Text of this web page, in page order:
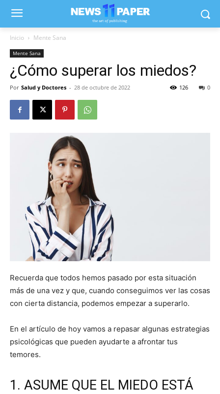
Inicio Mente Sana
Mente Sana
¿Cómo superar los miedos?
Por Salud y Doctores - 28 de octubre de 2022 0
126
Recuerda que todos hemos pasado por esta situación
más de una vez y que, cuando conseguimos ver las cosas
con cierta distancia, podemos empezar a superarlo.
En el artículo de hoy vamos a repasar algunas estrategias
psicológicas que pueden ayudarte a afrontar tus
temores.
1. ASUME QUE EL MIEDO ESTÁ